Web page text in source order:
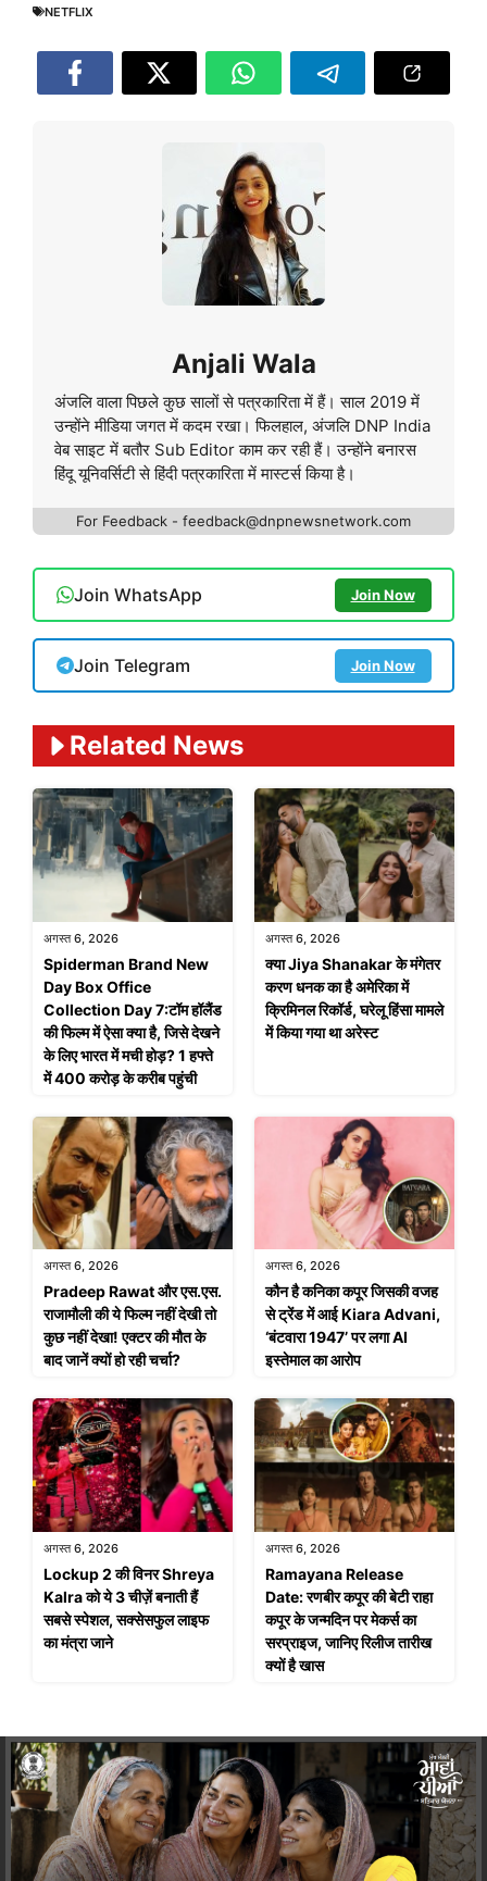
NETFLIX
Anjali Wala
अंजलि वाला पिछले कुछ सालों से पत्रकारिता में हैं। साल 2019 में
उन्होंने मीडिया जगत में कदम रखा। फिलहाल, अंजलि DNP India
वेब साइट में बतौर Sub Editor काम कर रही हैं। उन्होंने बनारस
हिंदू यूनिवर्सिटी से हिंदी पत्रकारिता में मास्टर्स किया है।
For Feedback - feedback@dnpnewsnetwork.com
Join WhatsApp Join Now
Join Telegram Join Now
Related News
अगस्त 6, 2026
Spiderman Brand New
Day Box Office
Collection Day 7:टॉम हॉलैंड
की फिल्म में ऐसा क्या है, जिसे देखने
के लिए भारत में मची होड़? 1 हफ्ते
में 400 करोड़ के करीब पहुंची
अगस्त 6, 2026
क्या Jiya Shanakar के मंगेतर
करण धनक का है अमेरिका में
क्रिमिनल रिकॉर्ड, घरेलू हिंसा मामले
में किया गया था अरेस्ट
अगस्त 6, 2026
Pradeep Rawat और एस.एस.
राजामौली की ये फिल्म नहीं देखी तो
कुछ नहीं देखा! एक्टर की मौत के
बाद जानें क्यों हो रही चर्चा?
अगस्त 6, 2026
कौन है कनिका कपूर जिसकी वजह
से ट्रेंड में आई Kiara Advani,
‘बंटवारा 1947’ पर लगा AI
इस्तेमाल का आरोप
अगस्त 6, 2026
Lockup 2 की विनर Shreya
Kalra को ये 3 चीज़ें बनाती हैं
सबसे स्पेशल, सक्सेसफुल लाइफ
का मंत्रा जाने
अगस्त 6, 2026
Ramayana Release
Date: रणबीर कपूर की बेटी राहा
कपूर के जन्मदिन पर मेकर्स का
सरप्राइज, जानिए रिलीज तारीख
क्यों है खास